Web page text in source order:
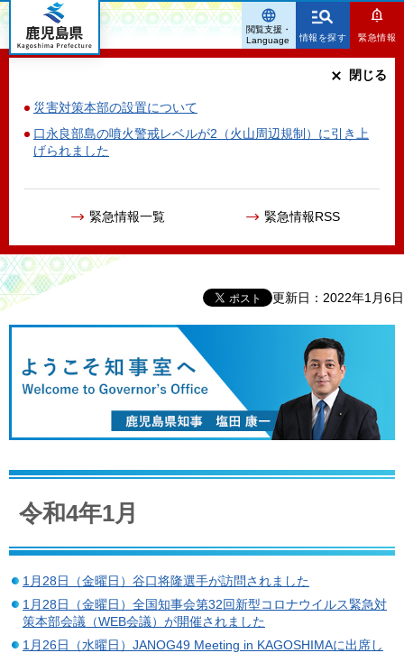
鹿児島県
情報を探す 緊急情報
災害対策本部の設置について
口永良部島の噴火警戒レベルが2（火山周辺規制）に引き上
げられました
緊急情報一覧 緊急情報RSS
閉じる
閲覧支援・
Language
更新日：2022年1月6日
令和4年1月
1月28日（金曜日）谷口将隆選手が訪問されました
1月28日（金曜日）全国知事会第32回新型コロナウイルス緊急対
策本部会議（WEB会議）が開催されました
1月26日（水曜日）JANOG49 Meeting in KAGOSHIMAに出席し